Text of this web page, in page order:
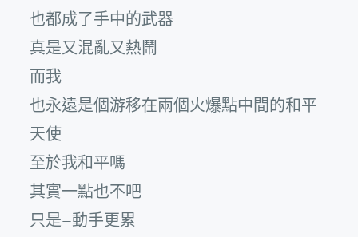
也都成了手中的武器
真是又混亂又熱鬧
而我
也永遠是個游移在兩個火爆點中間的和平
天使
至於我和平嗎
其實一點也不吧
只是–動手更累